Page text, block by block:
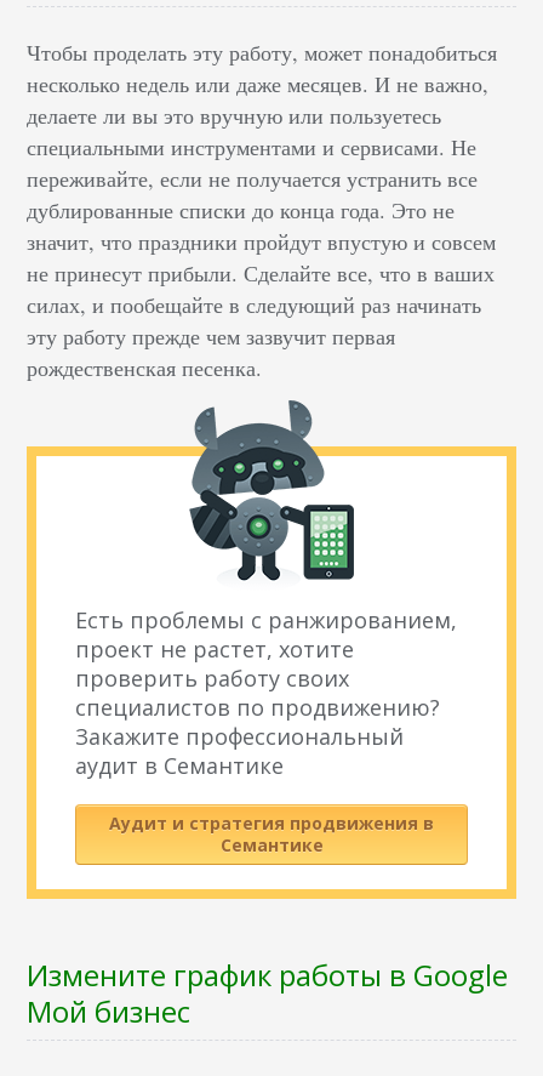
Чтобы проделать эту работу, может понадобиться
несколько недель или даже месяцев. И не важно,
делаете ли вы это вручную или пользуетесь
специальными инструментами и сервисами. Не
переживайте, если не получается устранить все
дублированные списки до конца года. Это не
значит, что праздники пройдут впустую и совсем
не принесут прибыли. Сделайте все, что в ваших
силах, и пообещайте в следующий раз начинать
эту работу прежде чем зазвучит первая
рождественская песенка.
Есть проблемы с ранжированием,
проект не растет, хотите
проверить работу своих
специалистов по продвижению?
Закажите профессиональный
аудит в Семантике
Аудит и стратегия продвижения в
Семантике
Измените график работы в Google
Мой бизнес